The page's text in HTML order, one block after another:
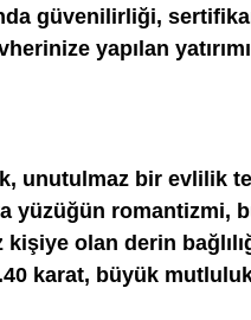
güvenilirliği,
yapılan
unutulmaz bir evlilik
yüzüğün romantizmi,
olan derin
karat, büyük